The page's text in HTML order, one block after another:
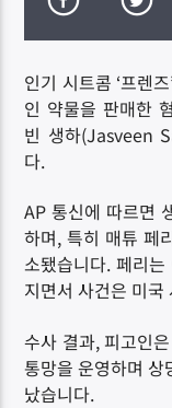
DK
인기 시트콤 ‘프렌
인 약물을 판매한
빈 생하(Jasveen
다.
AP 통신에 따르면
하며, 특히 매튜 페
소됐습니다. 페리
지면서 사건은 미
수사 결과, 피고인
통망을 운영하며 상
났습니다.